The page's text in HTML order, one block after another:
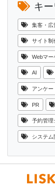
キ
集客・広
サイト制
Webマ
AI
アンケー
PR
予約管理
システム